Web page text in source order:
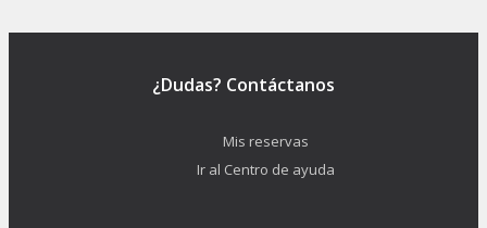
¿Dudas? Contáctanos
Mis reservas
Ir al Centro de ayuda